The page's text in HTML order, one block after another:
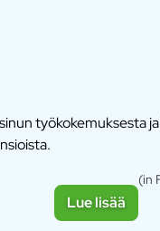
Lue lisää
(in